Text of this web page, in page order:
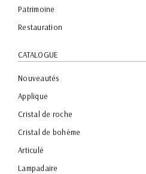
Patrimoine
Restauration
CATALOGUE
Nouveautés
Applique
Cristal de roche
Cristal de bohème
Articulé
Lampadaire